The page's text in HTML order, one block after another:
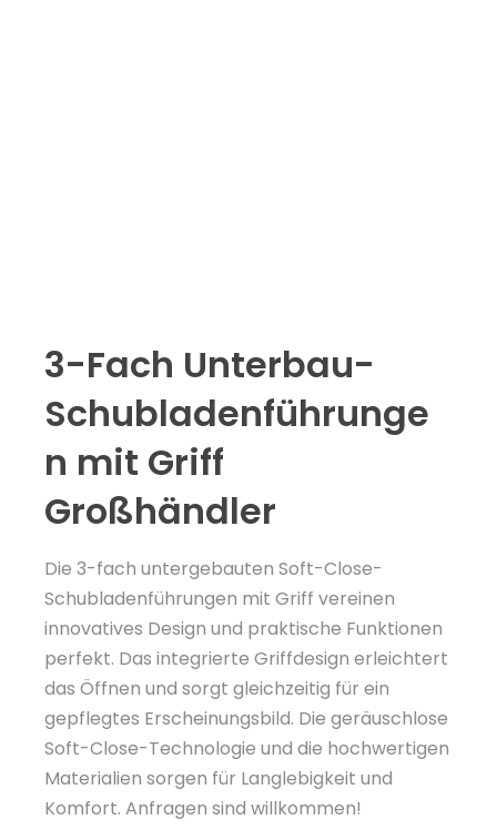
3-Fach Unterbau-
Schubladenführunge
n mit Griff
Großhändler
Die 3-fach untergebauten Soft-Close-
Schubladenführungen mit Griff vereinen
innovatives Design und praktische Funktionen
perfekt. Das integrierte Griffdesign erleichtert
das Öffnen und sorgt gleichzeitig für ein
gepflegtes Erscheinungsbild. Die geräuschlose
Soft-Close-Technologie und die hochwertigen
Materialien sorgen für Langlebigkeit und
Komfort. Anfragen sind willkommen!